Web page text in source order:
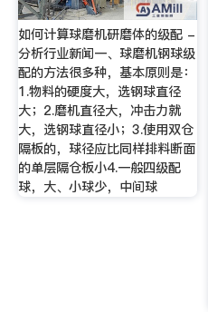
如何计算球磨机研磨体的级配 -
分析行业新闻一、球磨机钢球级
配的方法很多种，基本原则是：
1.物料的硬度大，选钢球直径
大；2.磨机直径大，冲击力就
大，选钢球直径小；3.使用双仓
隔板的，球径应比同样排料断面
的单层隔仓板小4.一般四级配
球，大、小球少，中间球